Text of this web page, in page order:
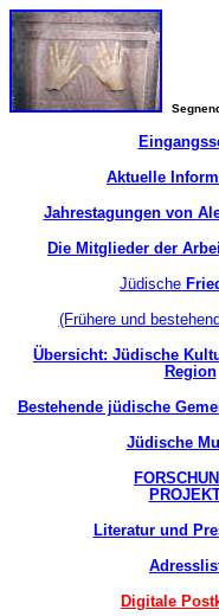
Aktuelle
Jahrestagungen von
Die Mitglieder der
Jüdische
(Frühere und
Übersicht: Jüdische
Region
Bestehende jüdische
Jüdische
Literatur und
Digitale